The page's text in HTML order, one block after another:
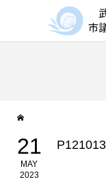
21
MAY
2023